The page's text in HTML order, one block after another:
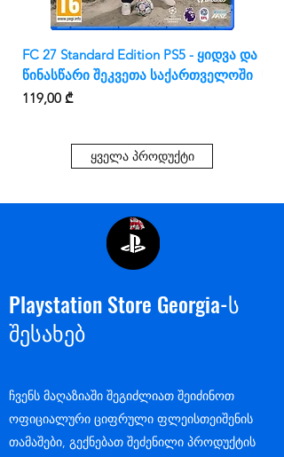
FC 27 Standard Edition PS5 - ყიდვა და
წინასწარი შეკვეთა საქართველოში
Price
119,00 ₾
ყველა პროდუქტი
Playstation Store Georgia-ს
შესახებ
ჩვენს მაღაზიაში შეგიძლიათ შეიძინოთ
ოფიციალური ციფრული ფლეისთეიშენის
თამაშები, გექნებათ შეძენილი პროდუქტის